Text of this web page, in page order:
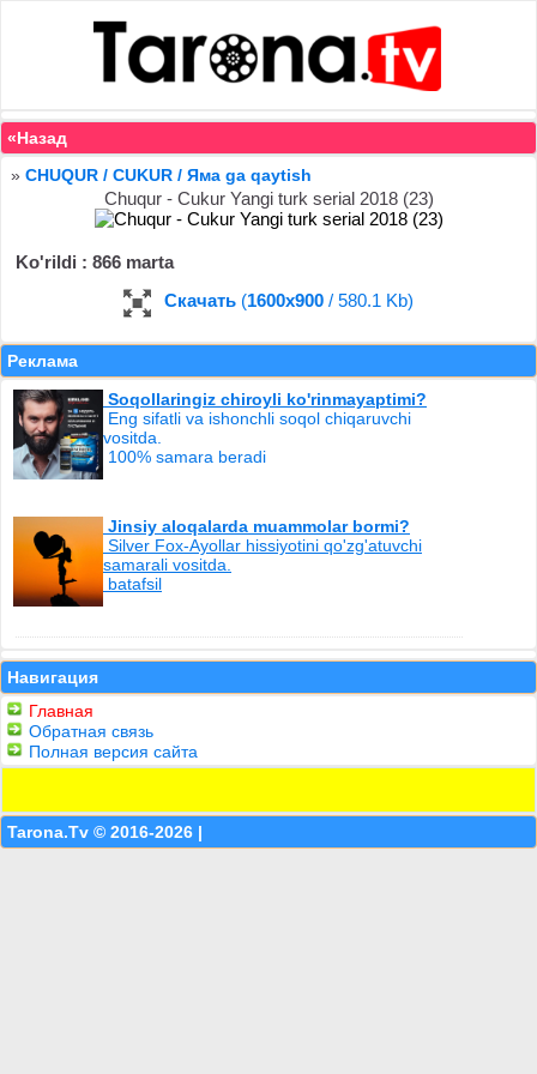
«Назад
» CHUQUR / CUKUR / Яма ga qaytish
Chuqur - Cukur Yangi turk serial 2018 (23)
Ko'rildi : 866 marta
Скачать (1600x900 / 580.1 Kb)
Реклама
Soqollaringiz chiroyli ko'rinmayaptimi?
Eng sifatli va ishonchli soqol chiqaruvchi
vositda.
100% samara beradi
Jinsiy aloqalarda muammolar bormi?
Silver Fox-Ayollar hissiyotini qo'zg'atuvchi
samarali vositda.
batafsil
Навигация
Главная
Обратная связь
Полная версия сайта
Tarona.Tv © 2016-2026 |